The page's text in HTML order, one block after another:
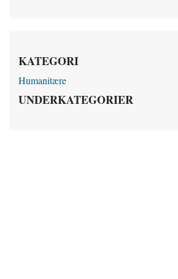
KATEGORI
Humanitære
UNDERKATEGORIER